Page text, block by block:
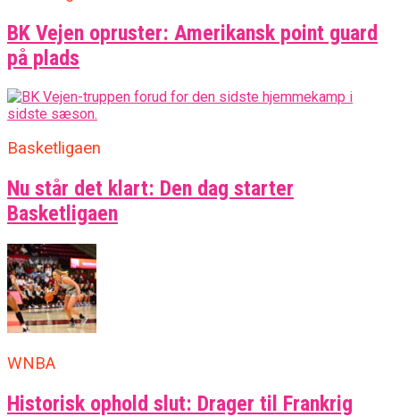
BK Vejen opruster: Amerikansk point guard
på plads
Basketligaen
Nu står det klart: Den dag starter
Basketligaen
WNBA
Historisk ophold slut: Drager til Frankrig